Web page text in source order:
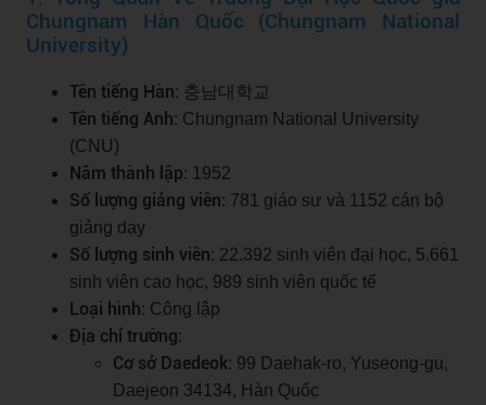
Chungnam Hàn Quốc (Chungnam National
University)
Tên tiếng Hàn: 충남대학교
Tên tiếng Anh: Chungnam National University
(CNU)
Năm thành lập: 1952
Số lượng giảng viên: 781 giáo sư và 1152 cán bộ
giảng dạy
Số lượng sinh viên: 22.392 sinh viên đại học, 5.661
sinh viên cao học, 989 sinh viên quốc tế
Loại hình: Công lập
Địa chỉ trường:
Cơ sở Daedeok: 99 Daehak-ro, Yuseong-gu,
Daejeon 34134, Hàn Quốc